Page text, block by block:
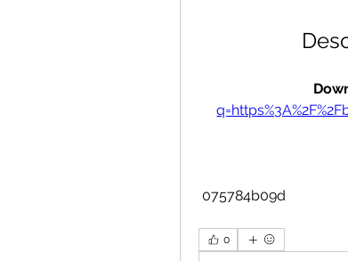
075784b09d
0